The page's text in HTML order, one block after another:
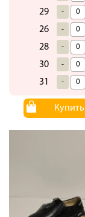
29 -
26 -
28 -
30 -
31 -
Купить